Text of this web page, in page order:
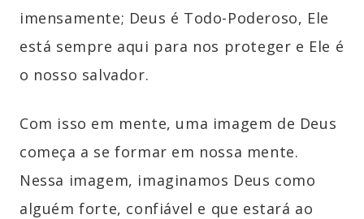
imensamente; Deus é Todo-Poderoso, Ele
está sempre aqui para nos proteger e Ele é
o nosso salvador.
Com isso em mente, uma imagem de Deus
começa a se formar em nossa mente.
Nessa imagem, imaginamos Deus como
alguém forte, confiável e que estará ao